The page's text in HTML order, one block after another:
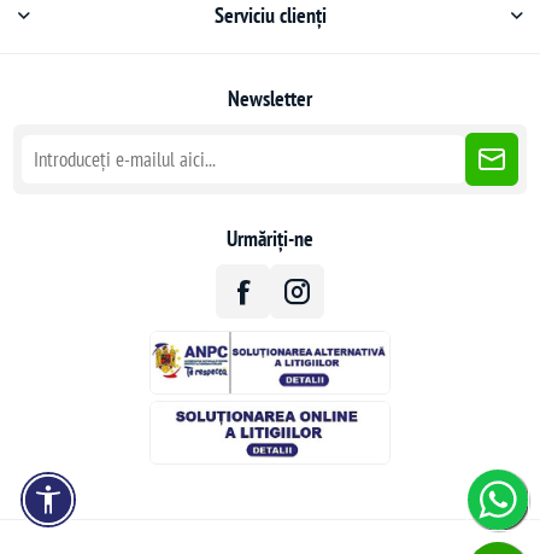
Serviciu clienți
Newsletter
Urmăriți-ne